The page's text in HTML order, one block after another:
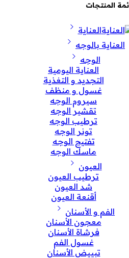
المنتجات
العناية
العناية بالوجه
الوجه
العناية اليومية
التجديد و التغذية
غسول و منظف
سيروم الوجه
تقشير الوجه
ترطيب الوجه
تونر الوجه
تفتيح الوجه
ماسك الوجه
العيون
ترطيب العيون
شد العيون
أقنعة العيون
الفم و الأسنان
معجون الأسنان
فرشاة الأسنان
غسول الفم
تبييض الأسنان